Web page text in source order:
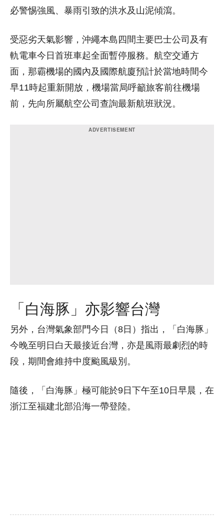
必警惕強風、暴雨引致的洪水及山泥傾瀉。
受惡劣天氣影響，沖繩本島四間主要巴士公司及有
軌電車今日首班車起全面暫停服務。航空交通方
面，那霸機場的國內及國際航廈預計於當地時間今
早11時起重新開放，機場當局呼籲旅客前往機場
前，先向所屬航空公司查詢最新航班狀況。
「白海豚」亦影響台灣
另外，台灣氣象部門今日（8日）指出，「白海豚」
今晚至明日白天最接近台灣，亦是風雨最劇烈的時
段，期間會維持中度颱風級別。
隨後，「白海豚」極可能於9日下午至10日早晨，在
浙江至福建北部沿海一帶登陸。